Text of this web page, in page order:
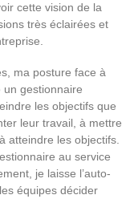
cette vision de la
très éclairées et
ma posture face à
un gestionnaire
les objectifs que
leur travail, à mettre
atteindre les objectifs.
au service
je laisse l’auto-
équipes décider